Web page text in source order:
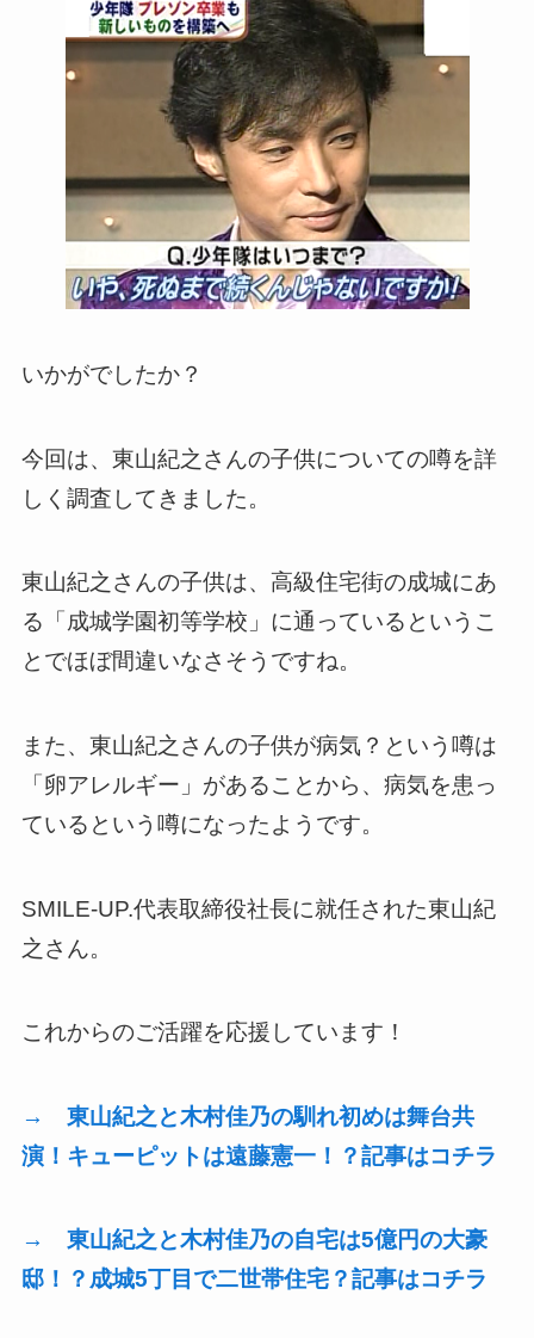
いかがでしたか？
今回は、東山紀之さんの子供についての噂を詳
しく調査してきました。
東山紀之さんの子供は、高級住宅街の成城にあ
る「成城学園初等学校」に通っているというこ
とでほぼ間違いなさそうですね。
また、東山紀之さんの子供が病気？という噂は
「卵アレルギー」があることから、病気を患っ
ているという噂になったようです。
SMILE-UP.代表取締役社長に就任された東山紀
之さん。
これからのご活躍を応援しています！
→ 東山紀之と木村佳乃の馴れ初めは舞台共
演！キューピットは遠藤憲一！？記事はコチラ
→ 東山紀之と木村佳乃の自宅は5億円の大豪
邸！？成城5丁目で二世帯住宅？記事はコチラ